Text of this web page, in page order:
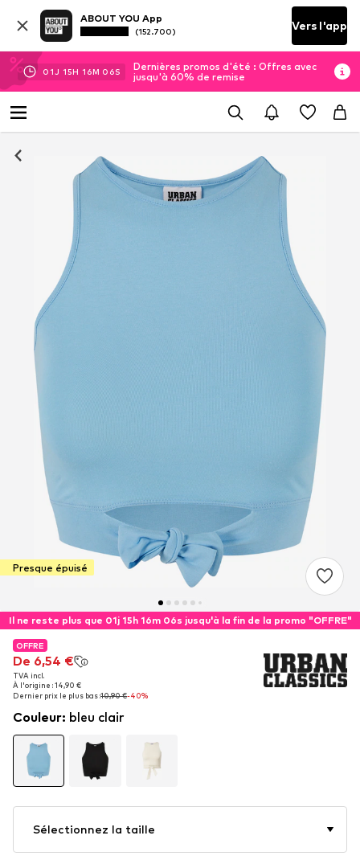
ABOUT YOU App
(152.700) Vers l'app
01J 15H 16M 05S
Dernières promos d'été : Offres avec
jusqu'à 60% de remise
Presque épuisé
Il ne reste plus que 01j 15h 16m 05s jusqu'à la fin de la promo "OFFRE"
OFFRE
De 6,54 €
TVA incl.
À l'origine : 14,90 €
Dernier prix le plus bas :10,90 €-40%
OFFRE
De 6,54 €
TVA incl.
À l'origine : 14,90 €
Dernier prix le plus bas :10,90 €-40%
Couleur: bleu clair
Sélectionnez la taille